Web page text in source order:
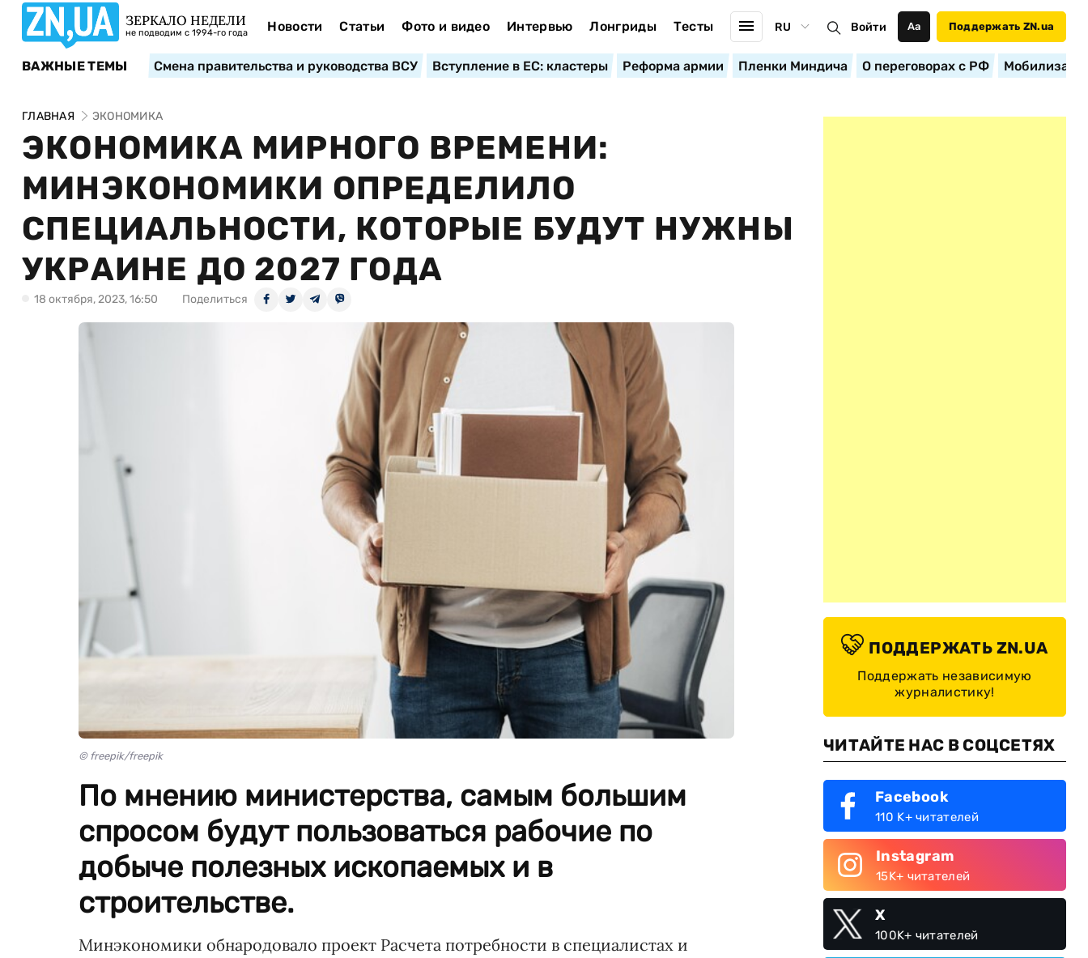
ЗЕРКАЛО НЕДЕЛИ
не подводим с 1994-го года Новости Статьи Фото и видео Интервью Лонгриды Тесты RU Войти Аа Поддержать ZN.ua
ВАЖНЫЕ ТЕМЫ Смена правительства и руководства ВСУ Вступление в ЕС: кластеры Реформа армии Пленки Миндича О переговорах с РФ
ГЛАВНАЯ ЭКОНОМИКА
ЭКОНОМИКА МИРНОГО ВРЕМЕНИ:
МИНЭКОНОМИКИ ОПРЕДЕЛИЛО
СПЕЦИАЛЬНОСТИ, КОТОРЫЕ БУДУТ НУЖНЫ
УКРАИНЕ ДО 2027 ГОДА
18 октября, 2023, 16:50 Поделиться
© freepik/freepik
По мнению министерства, самым большим
спросом будут пользоваться рабочие по
добыче полезных ископаемых и в
строительстве.
Минэкономики обнародовало проект Расчета потребности в специалистах и
ПОДДЕРЖАТЬ ZN.UA
Поддержать независимую
журналистику!
ЧИТАЙТЕ НАС В СОЦСЕТЯХ
Facebook
110 K+ читателей
Instagram
15K+ читателей
X
100K+ читателей